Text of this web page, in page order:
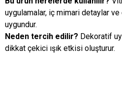
uygulamalar, iç mimari detaylar
uygundur.
Neden tercih edilir? Dekoratif
dikkat çekici ışık etkisi oluşturur.